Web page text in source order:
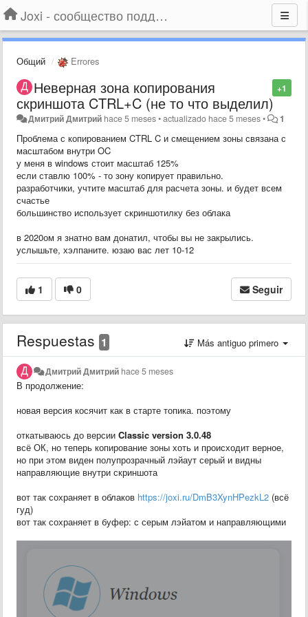
Joxi - сообщество поддержки
Общий Errores
+1
Неверная зона копирования
скриншота CTRL+C (не то что выделил)
Дмитрий Дмитрий hace 5 meses•actualizado hace 5 meses• 1
Проблема с копированием CTRL C и смещением зоны связана с
масштабом внутри OC
у меня в windows стоит масштаб 125%
если ставлю 100% - то зону копирует правильно.
разработчики, учтите масштаб для расчета зоны. и будет всем
счастье
большинство использует скриншотилку без облака
в 2020ом я знатно вам донатил, чтобы вы не закрылись.
услышьте, хэлпаните. юзаю вас лет 10-12
1 0 Seguir
Respuestas 1 Más antiguo primero
Дмитрий Дмитрий hace 5 meses
В продолжение:
новая версия косячит как в старте топика. поэтому
откатываюсь до версии Classic version 3.0.48
всё ОК, но теперь копирование зоны хоть и происходит верное,
но при этом виден полупрозрачный лэйаут серый и видны
направляющие внутри скриншота
вот так сохраняет в облаков https://joxi.ru/DmB3XynHPezkL2 (всё
гуд)
вот так сохраняет в буфер: с серым лэйатом и направляющими